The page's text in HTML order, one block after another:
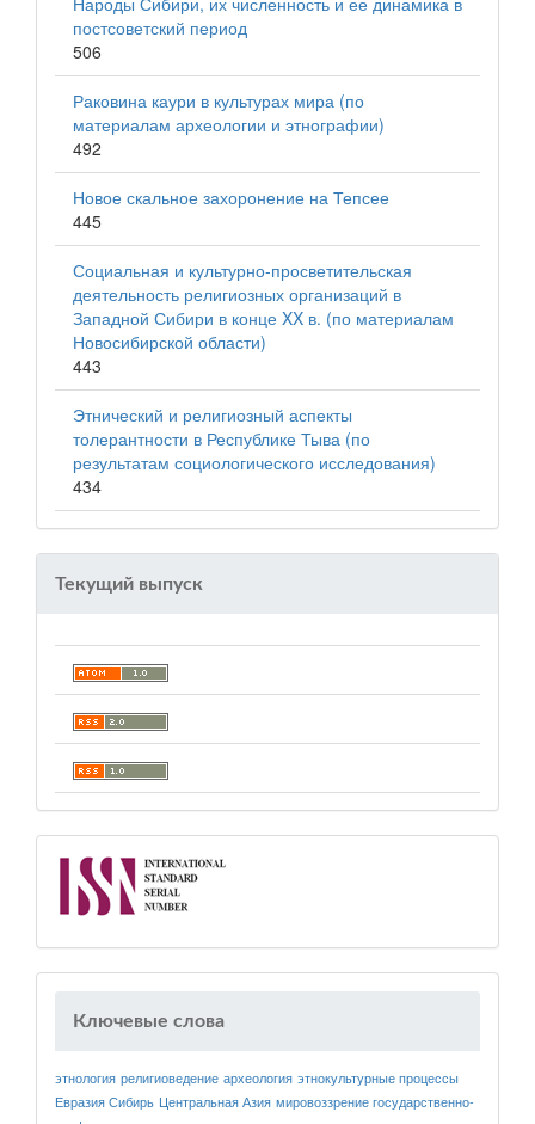
постсоветский период
506
Раковина каури в культурах мира (по
материалам археологии и этнографии)
492
Новое скальное захоронение на Тепсее
445
Социальная и культурно-просветительская
деятельность религиозных организаций в
Западной Сибири в конце XX в. (по материалам
Новосибирской области)
443
Этнический и религиозный аспекты
толерантности в Республике Тыва (по
результатам социологического исследования)
434
Текущий выпуск
Ключевые слова
этнология религиоведение археология этнокультурные процессы
ЕвразияСибирь Центральная Азия мировоззрениегосударственно-